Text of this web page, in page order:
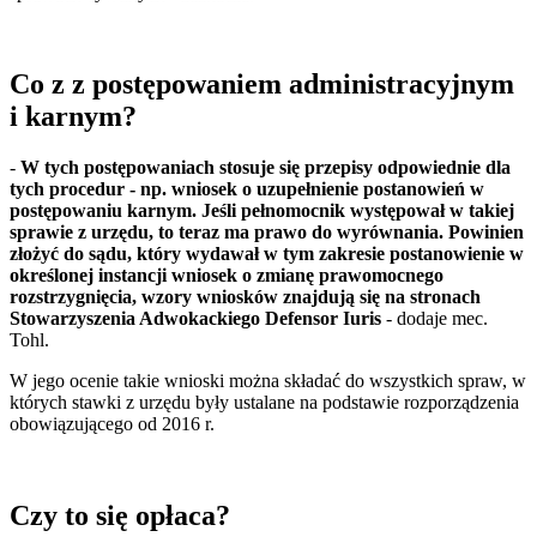
Co z z postępowaniem administracyjnym
i karnym?
- W tych postępowaniach stosuje się przepisy odpowiednie dla
tych procedur - np. wniosek o uzupełnienie postanowień w
postępowaniu karnym. Jeśli pełnomocnik występował w takiej
sprawie z urzędu, to teraz ma prawo do wyrównania. Powinien
złożyć do sądu, który wydawał w tym zakresie postanowienie w
określonej instancji wniosek o zmianę prawomocnego
rozstrzygnięcia, wzory wniosków znajdują się na stronach
Stowarzyszenia Adwokackiego Defensor Iuris - dodaje mec.
Tohl.
W jego ocenie takie wnioski można składać do wszystkich spraw, w
których stawki z urzędu były ustalane na podstawie rozporządzenia
obowiązującego od 2016 r.
Czy to się opłaca?